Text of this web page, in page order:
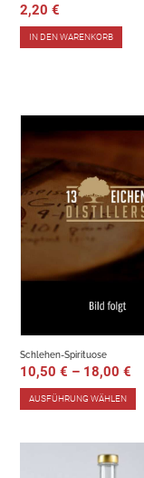
2,20€
IN DEN WARENKORB
Schlehen-Spirituose
10,50€ – 18,00€
AUSFÜHRUNG WÄHLEN